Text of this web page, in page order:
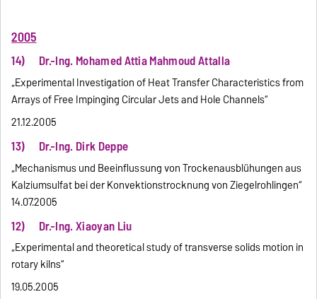
2005
14) Dr.-Ing. Mohamed Attia Mahmoud Attalla
„Experimental Investigation of Heat Transfer Characteristics from
Arrays of Free Impinging Circular Jets and Hole Channels“
21.12.2005
13) Dr.-Ing. Dirk Deppe
„Mechanismus und Beeinflussung von Trockenausblühungen aus
Kalziumsulfat bei der Konvektionstrocknung von Ziegelrohlingen“
14.07.2005
12) Dr.-Ing. Xiaoyan Liu
„Experimental and theoretical study of transverse solids motion in
rotary kilns“
19.05.2005